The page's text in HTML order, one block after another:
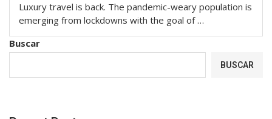
Luxury travel is back. The pandemic-weary population is
emerging from lockdowns with the goal of …
Buscar
BUSCAR